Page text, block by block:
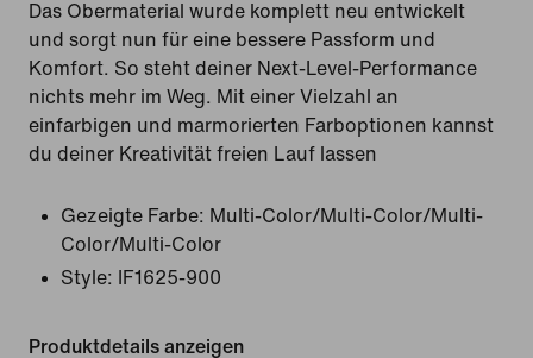
Das Obermaterial wurde komplett neu entwickelt
und sorgt nun für eine bessere Passform und
Komfort. So steht deiner Next-Level-Performance
nichts mehr im Weg. Mit einer Vielzahl an
einfarbigen und marmorierten Farboptionen kannst
du deiner Kreativität freien Lauf lassen
Gezeigte Farbe: Multi-Color/Multi-Color/Multi-
Color/Multi-Color
Style:
IF1625-900
Produktdetails anzeigen